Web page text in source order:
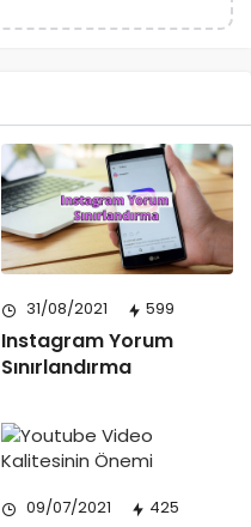
31/08/2021 599
Instagram Yorum
Sınırlandırma
09/07/2021 425